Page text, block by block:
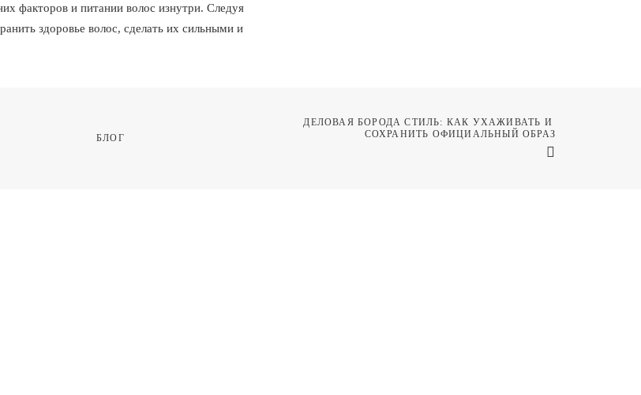
факторов и питании волос изнутри. Следуя
здоровье волос, сделать их сильными и
БЛОГ
ДЕЛОВАЯ БОРОДА СТИЛЬ: КАК УХАЖИВАТЬ И
СОХРАНИТЬ ОФИЦИАЛЬНЫЙ ОБРАЗ